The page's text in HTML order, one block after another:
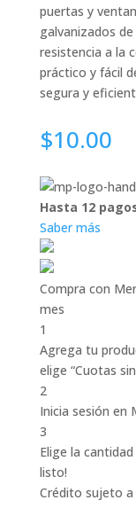
puertas y
galvanizados
resistencia a la
práctico y fácil
segura y
$10.00
Hasta 12
Saber más
Compra con
mes
1
Agrega tu
elige “Cuotas
2
Inicia sesión en
3
Elige la
listo!
Crédito sujeto a